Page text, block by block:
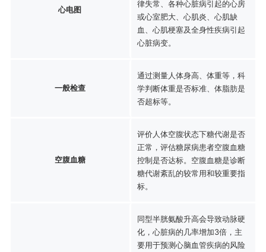
心电图
律失常、各种心脏病引起的心房
或心室肥大、心肌炎、心肌缺
血、心肌梗塞及全身性疾病引起
心脏病变。
一般检查
通过测量人体身高、体重等，科
学判断体重是否标准、体脂肪是
否超标等。
空腹血糖
评价人体空腹状态下糖代谢是否
正常，评估糖尿病患者空腹血糖
控制是否达标。空腹血糖是诊断
糖代谢紊乱的较常用和较重要指
标。
同型半胱氨酸升高会导致动脉硬
化，心脏病的几率增加3倍，主
要用于预测心脑血管疾病的风险